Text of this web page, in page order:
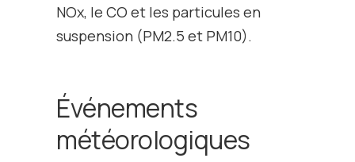
NOx, le CO et les particules en
suspension (PM2.5 et PM10).
Événements
météorologiques